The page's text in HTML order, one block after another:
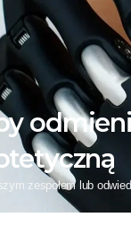
zespołem lub